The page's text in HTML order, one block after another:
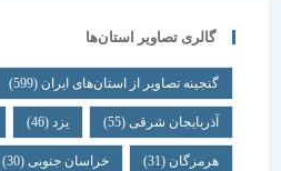
گالری تصاویر استان‌ها
گنجینه تصاویر از استان‌های ایران(599)
آذربایجان شرقی(55) یزد سمنان
هرمزگان(31) خراسان جنوبی(30)